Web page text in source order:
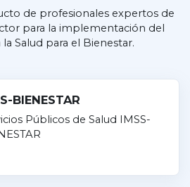
de profesionales expertos de
para la implementación del
Salud para el Bienestar.
BIENESTAR
Públicos de Salud IMSS-